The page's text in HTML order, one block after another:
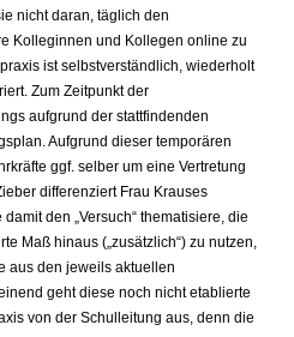
nicht daran, täglich den
Kolleginnen und Kollegen online zu
ist selbstverständlich, wiederholt
Zum Zeitpunkt der
aufgrund der stattfindenden
Aufgrund dieser temporären
ggf. selber um eine Vertretung
differenziert Frau Krauses
den „Versuch“ thematisiere, die
Maß hinaus („zusätzlich“) zu nutzen,
aus den jeweils aktuellen
geht diese noch nicht etablierte
von der Schulleitung aus, denn die